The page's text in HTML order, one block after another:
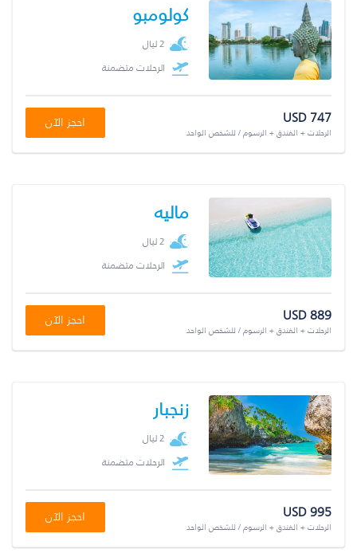
كولومبو
2 ليال
الرحلات متضمنة
USD 747
الرحلات + الفندق + الرسوم / للشخص الواحد
احجز الآن
ماليه
2 ليال
الرحلات متضمنة
USD 889
الرحلات + الفندق + الرسوم / للشخص الواحد
احجز الآن
زنجبار
2 ليال
الرحلات متضمنة
USD 995
الرحلات + الفندق + الرسوم / للشخص الواحد
احجز الآن